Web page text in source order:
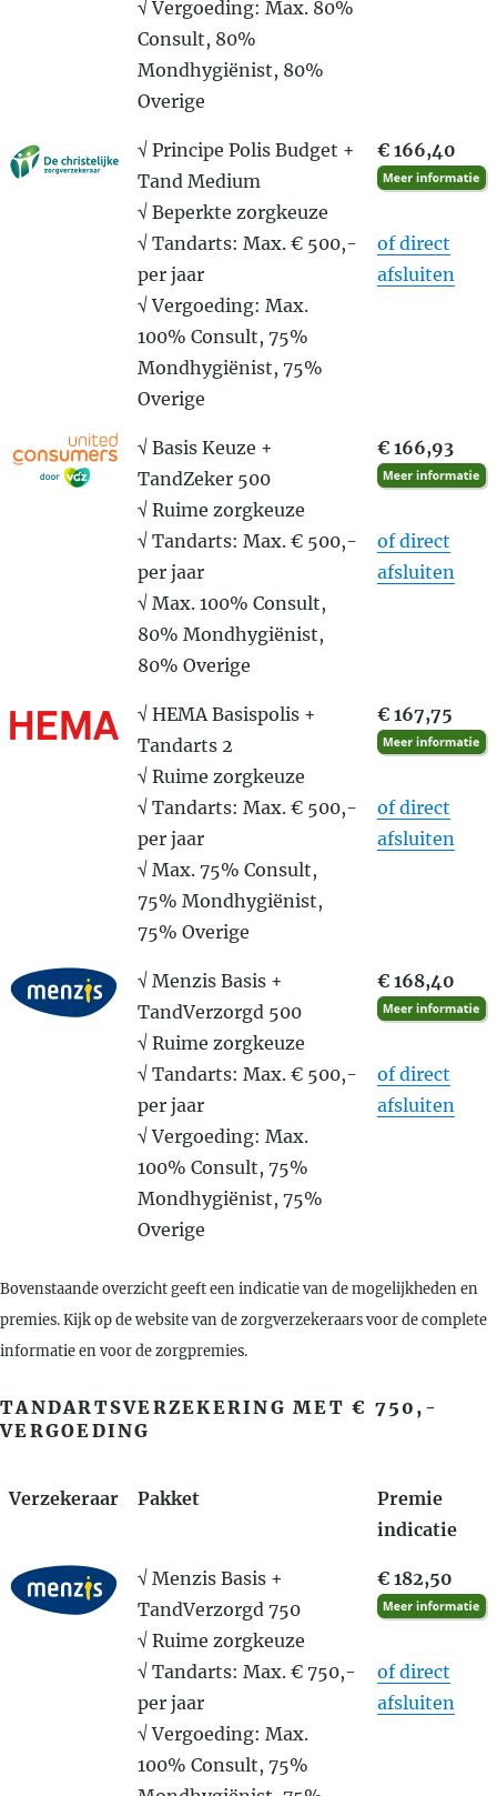
√ Vergoeding: Max. 80%
Consult, 80%
Mondhygiënist, 80%
Overige
√ Principe Polis Budget +
Tand Medium
√ Beperkte zorgkeuze
√ Tandarts: Max. € 500,-
per jaar
√ Vergoeding: Max.
100% Consult, 75%
Mondhygiënist, 75%
Overige
€ 166,40
of direct
afsluiten
√ Basis Keuze +
TandZeker 500
√ Ruime zorgkeuze
√ Tandarts: Max. € 500,-
per jaar
√ Max. 100% Consult,
80% Mondhygiënist,
80% Overige
€ 166,93
of direct
afsluiten
√ HEMA Basispolis +
Tandarts 2
√ Ruime zorgkeuze
√ Tandarts: Max. € 500,-
per jaar
√ Max. 75% Consult,
75% Mondhygiënist,
75% Overige
€ 167,75
of direct
afsluiten
√ Menzis Basis +
TandVerzorgd 500
√ Ruime zorgkeuze
√ Tandarts: Max. € 500,-
per jaar
√ Vergoeding: Max.
100% Consult, 75%
Mondhygiënist, 75%
Overige
€ 168,40
of direct
afsluiten
Bovenstaande overzicht geeft een indicatie van de mogelijkheden en
premies. Kijk op de website van de zorgverzekeraars voor de complete
informatie en voor de zorgpremies.
TANDARTSVERZEKERING MET € 750,-
VERGOEDING
Verzekeraar Pakket
Premie
indicatie
√ Menzis Basis +
TandVerzorgd 750
√ Ruime zorgkeuze
√ Tandarts: Max. € 750,-
per jaar
√ Vergoeding: Max.
100% Consult, 75%
€ 182,50
of direct
afsluiten